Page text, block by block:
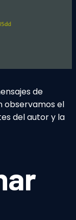
de
observamos el
del autor y la